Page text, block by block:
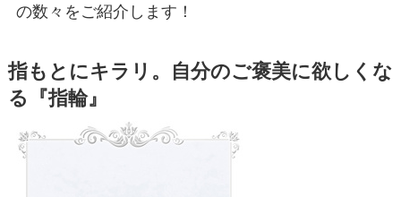
の数々をご紹介します！
指もとにキラリ。自分のご褒美に欲しくな
る『指輪』